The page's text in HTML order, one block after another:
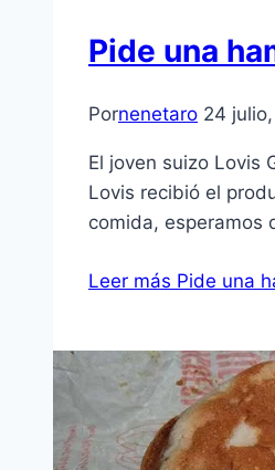
Pide una
Pornenetaro 24
El joven suizo Lovis
Lovis recibió el
comida, esperamos
Leer más Pide una